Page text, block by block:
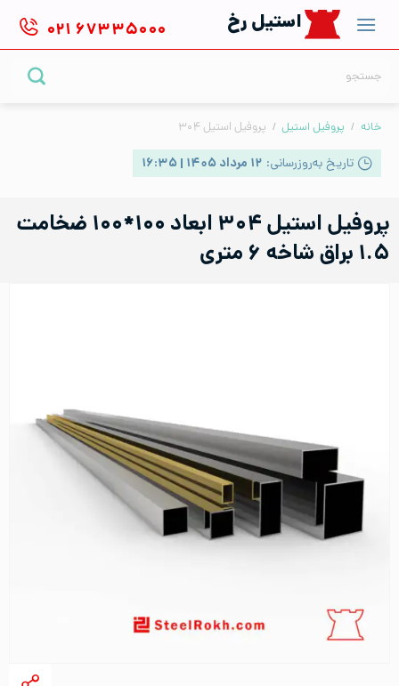
content
استیل رخ ۰۲۱ ۶۷۳۳۵۰۰۰
خانه / پروفیل استیل / پروفیل استیل ۳۰۴
تاریخ به‌روزرسانی: ۱۲ مرداد ۱۴۰۵ | ۱۶:۳۵
پروفیل استیل ۳۰۴ ابعاد ۱۰۰*۱۰۰ ضخامت
۱.۵ براق شاخه ۶ متری